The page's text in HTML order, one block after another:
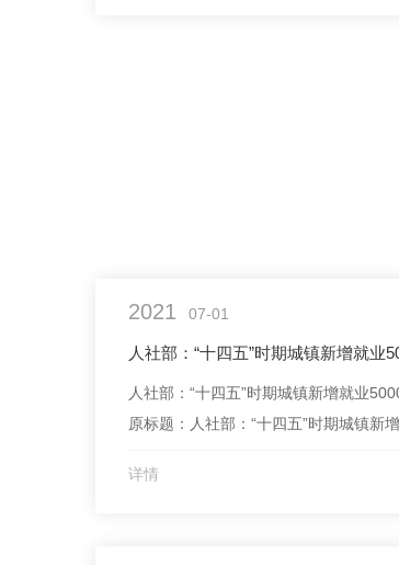
2021 07-01
人社部：“十四五”时期城镇新增就业
原标题：人社部：“十四五”时期城镇新
日，人社部印发《人力资源和社会保障
详情